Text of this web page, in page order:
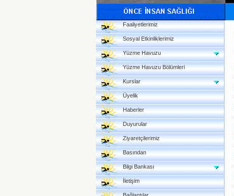
Faaliyetlerimiz
Sosyal Etkinliklerimiz
Yüzme Havuzu
Yüzme Havuzu Bölümleri
Kurslar
Üyelik
Haberler
Duyurular
Ziyaretçilerimiz
Basından
Bilgi Bankası
İletişim